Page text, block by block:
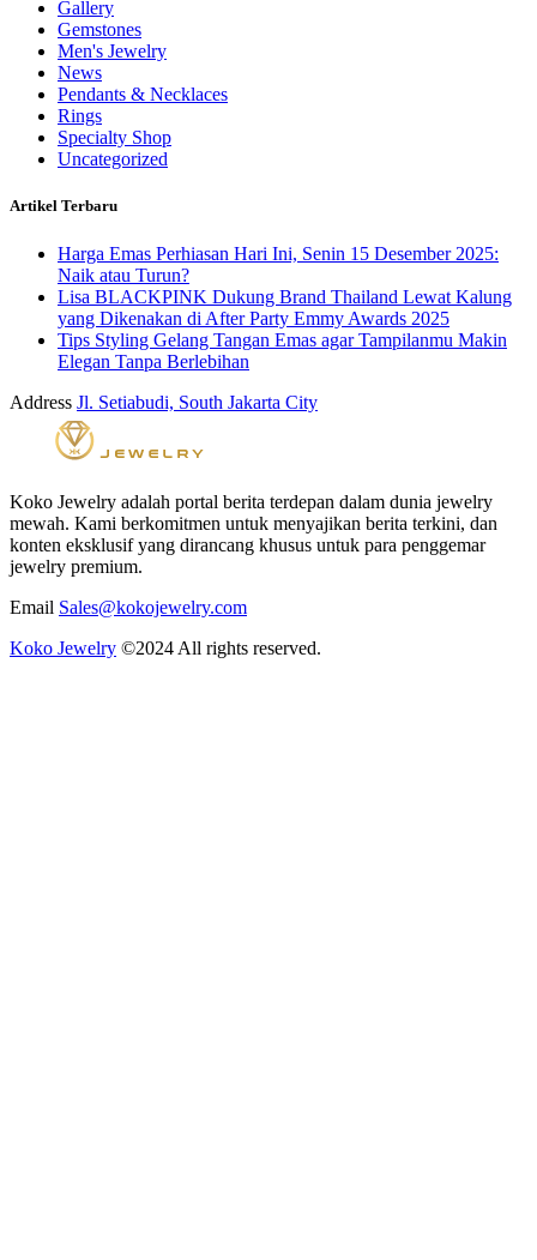
Gallery
Gemstones
Men's Jewelry
News
Pendants & Necklaces
Rings
Specialty Shop
Uncategorized
Artikel Terbaru
Harga Emas Perhiasan Hari Ini, Senin 15 Desember 2025:
Naik atau Turun?
Lisa BLACKPINK Dukung Brand Thailand Lewat Kalung
yang Dikenakan di After Party Emmy Awards 2025
Tips Styling Gelang Tangan Emas agar Tampilanmu Makin
Elegan Tanpa Berlebihan
Address Jl. Setiabudi, South Jakarta City
Koko Jewelry adalah portal berita terdepan dalam dunia jewelry
mewah. Kami berkomitmen untuk menyajikan berita terkini, dan
konten eksklusif yang dirancang khusus untuk para penggemar
jewelry premium.
Email Sales@kokojewelry.com
Koko Jewelry ©2024 All rights reserved.